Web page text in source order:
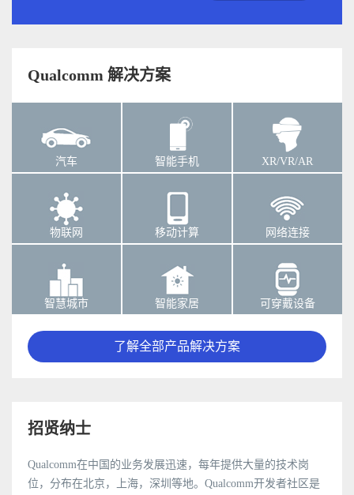
Qualcomm 解决方案
汽车 智能手机 XR/VR/AR
物联网 移动计算 网络连接
智慧城市 智能家居 可穿戴设备
了解全部产品解决方案
招贤纳士
Qualcomm在中国的业务发展迅速，每年提供大量的技术岗
位，分布在北京，上海，深圳等地。Qualcomm开发者社区是